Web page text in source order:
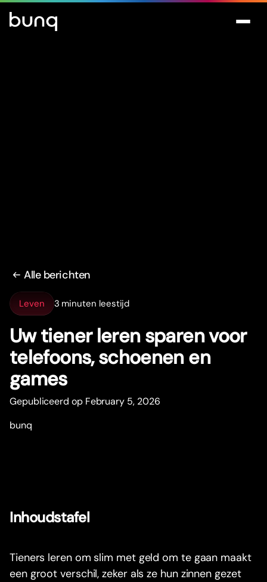
Alle berichten
Leven 3 minuten leestijd
Uw tiener leren sparen voor
telefoons, schoenen en
games
Gepubliceerd op February 5, 2026
bunq
Inhoudstafel
Tieners leren om slim met geld om te gaan maakt
een groot verschil, zeker als ze hun zinnen gezet